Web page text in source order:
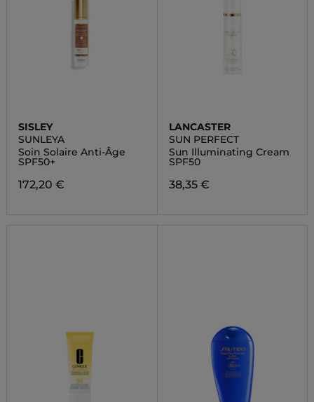
SISLEY
SUNLEYA
Soin Solaire Anti-Âge
SPF50+
172,20 €
LANCASTER
SUN PERFECT
Sun Illuminating Cream
SPF50
38,35 €